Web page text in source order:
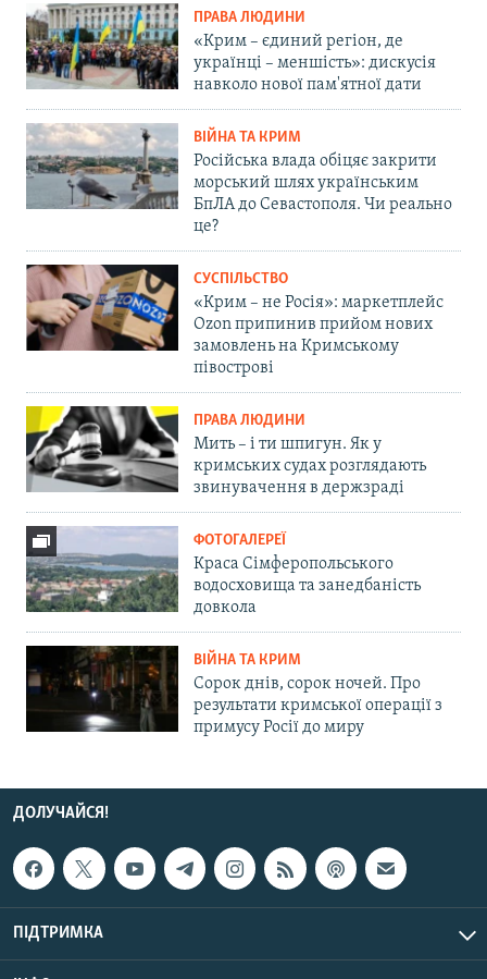
ПРАВА ЛЮДИНИ
«Крим – єдиний регіон, де
українці – меншість»: дискусія
навколо нової пам'ятної дати
ВІЙНА ТА КРИМ
Російська влада обіцяє закрити
морський шлях українським
БпЛА до Севастополя. Чи реально
це?
СУСПІЛЬСТВО
«Крим – не Росія»: маркетплейс
Ozon припинив прийом нових
замовлень на Кримському
півострові
ПРАВА ЛЮДИНИ
Мить – і ти шпигун. Як у
кримських судах розглядають
звинувачення в держзраді
ФОТОГАЛЕРЕЇ
Краса Сімферопольського
водосховища та занедбаність
довкола
ВІЙНА ТА КРИМ
Сорок днів, сорок ночей. Про
результати кримської операції з
примусу Росії до миру
ДОЛУЧАЙСЯ!
ПІДТРИМКА